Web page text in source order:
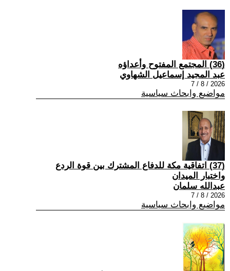
(36) المجتمع المفتوح وأعداؤه
عبد المجيد إسماعيل الشهاوي
2026 / 8 / 7
مواضيع وابحاث سياسية
(37) اتفاقية مكة للدفاع المشترك بين قوة الردع
واختبار الميدان
عبدالله سلمان
2026 / 8 / 7
مواضيع وابحاث سياسية